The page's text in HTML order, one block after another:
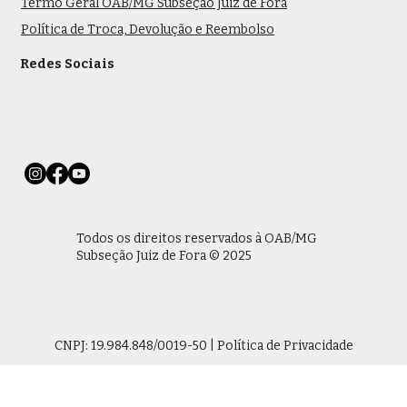
Termo Geral OAB/MG Subseção Juiz de Fora
Política de Troca, Devolução e Reembolso
Redes Sociais
Todos os direitos reservados à OAB/MG
Subseção Juiz de Fora © 2025
CNPJ: 19.984.848/0019-50 | Política de Privacidade